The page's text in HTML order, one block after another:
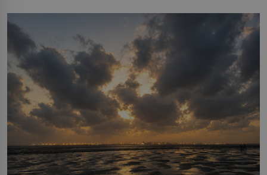
bílků. Žloutky vyšlehejte s cukrem do světlé pěny a postupně
do nich vmíchejte mascarpone, aby vznikl hladký